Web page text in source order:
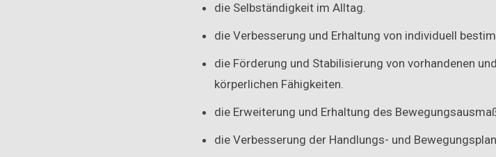
die Selbständigkeit im Alltag.
die Verbesserung und Erhaltung von individuell
die Förderung und Stabilisierung von vorhandenen
körperlichen Fähigkeiten.
die Erweiterung und Erhaltung des
die Verbesserung der Handlungs- und